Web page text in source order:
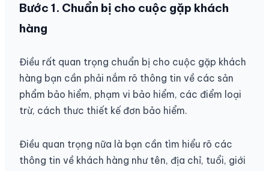
Bước 1. Chuẩn bị cho cuộc gặp khách
hàng
Điều rất quan trọng chuẩn bị cho cuộc gặp khách
hàng bạn cần phải nắm rõ thông tin về các sản
phẩm bảo hiểm, phạm vi bảo hiểm, các điểm loại
trừ, cách thưc thiết kế đơn bảo hiểm.
Điều quan trọng nữa là bạn cần tìm hiểu rõ các
thông tin về khách hàng như tên, địa chỉ, tuổi, giới